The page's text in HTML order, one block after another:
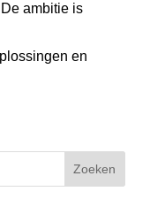
ambitie is
en
Zoeken